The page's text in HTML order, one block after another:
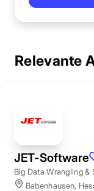
Relevante
JET-Software
Big Data Wrangling &
Babenhausen,